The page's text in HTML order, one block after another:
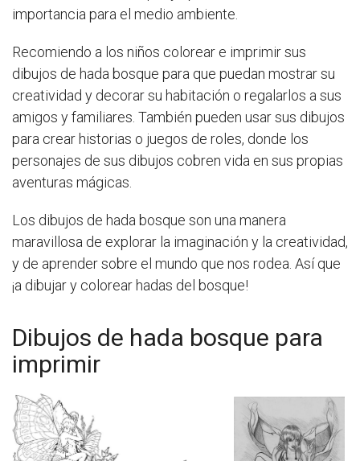
importancia para el medio ambiente.
Recomiendo a los niños colorear e imprimir sus
dibujos de hada bosque para que puedan mostrar su
creatividad y decorar su habitación o regalarlos a sus
amigos y familiares. También pueden usar sus dibujos
para crear historias o juegos de roles, donde los
personajes de sus dibujos cobren vida en sus propias
aventuras mágicas.
Los dibujos de hada bosque son una manera
maravillosa de explorar la imaginación y la creatividad,
y de aprender sobre el mundo que nos rodea. Así que
¡a dibujar y colorear hadas del bosque!
Dibujos de hada bosque para
imprimir